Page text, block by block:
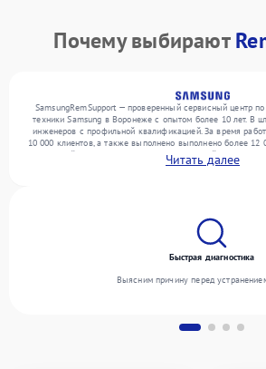
Почему выбирают
SamsungRemSupport — проверенный сервисный центр
техники Samsung в Воронеже с опытом более 10 лет. В
инженеров с профильной квалификацией. За время
10 000 клиентов, а также выполнено выполнено более 12
сервисный центр поступает более 300 устройств,
любой сложности и поддерживаем высокий
Читать далее
Быстрая диагностика
Выясним причину перед